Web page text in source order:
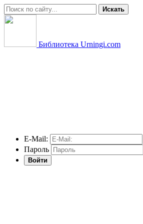
Искать
Библиотека Urningi.com
E-Mail:
Пароль
Войти